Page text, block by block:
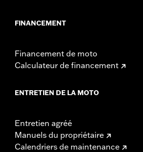
FINANCEMENT
Financement de moto
Calculateur de financement
ENTRETIEN DE LA MOTO
Entretien agréé
Manuels du propriétaire
Calendriers de maintenance